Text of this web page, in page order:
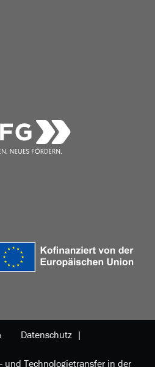
Datenschutz |
und Technologietransfer in der